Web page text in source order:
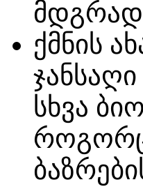
მდგრად
ქმნის
სხვა